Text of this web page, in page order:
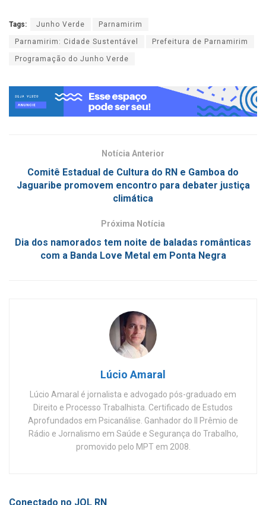
Tags: Junho Verde Parnamirim
Parnamirim: Cidade Sustentável Prefeitura de Parnamirim
Programação do Junho Verde
Notícia Anterior
Comitê Estadual de Cultura do RN e Gamboa do
Jaguaribe promovem encontro para debater justiça
climática
Próxima Notícia
Dia dos namorados tem noite de baladas românticas
com a Banda Love Metal em Ponta Negra
Lúcio Amaral
Lúcio Amaral é jornalista e advogado pós-graduado em
Direito e Processo Trabalhista. Certificado de Estudos
Aprofundados em Psicanálise. Ganhador do II Prêmio de
Rádio e Jornalismo em Saúde e Segurança do Trabalho,
promovido pelo MPT em 2008.
Conectado no JOL RN